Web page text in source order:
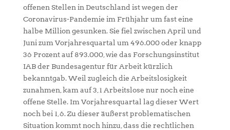
offenen Stellen in Deutschland ist wegen der
Coronavirus-Pandemie im Frühjahr um fast eine
halbe Million gesunken. Sie fiel zwischen April und
Juni zum Vorjahresquartal um 496.000 oder knapp
36 Prozent auf 893.000, wie das Forschungsinstitut
IAB der Bundesagentur für Arbeit kürzlich
bekanntgab. Weil zugleich die Arbeitslosigkeit
zunahmen, kam auf 3,1 Arbeitslose nur noch eine
offene Stelle. Im Vorjahresquartal lag dieser Wert
noch bei 1,6. Zu dieser äußerst problematischen
Situation kommt noch hinzu, dass die rechtlichen